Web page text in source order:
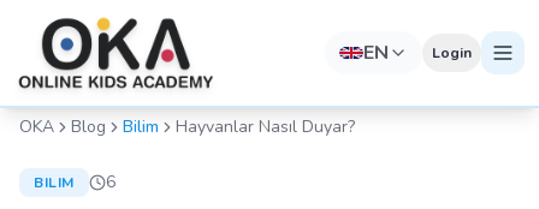
EN Login
OKA Blog Bilim Hayvanlar Nasıl Duyar?
BILIM 6